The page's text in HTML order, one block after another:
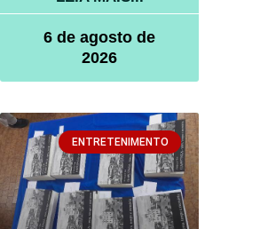
6 de agosto de
2026
ENTRETENIMENTO